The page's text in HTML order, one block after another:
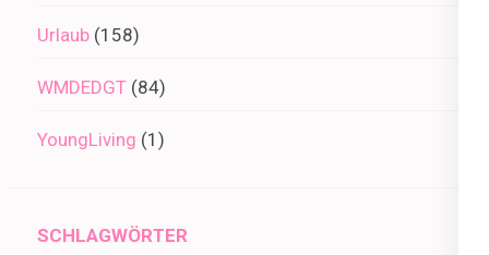
Urlaub (158)
WMDEDGT (84)
YoungLiving (1)
SCHLAGWÖRTER